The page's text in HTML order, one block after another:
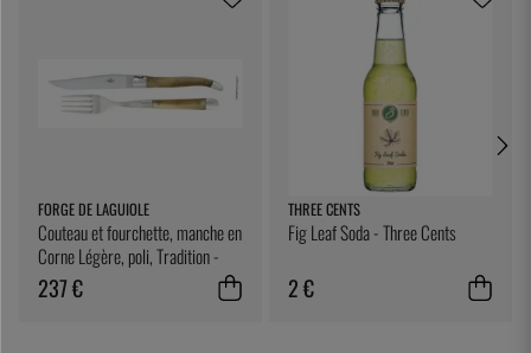
FORGE DE LAGUIOLE
Couteau et fourchette, manche en
Corne Légère, poli, Tradition -
Forge de Laguiole
237 €
THREE CENTS
Fig Leaf Soda - Three Cents
2 €